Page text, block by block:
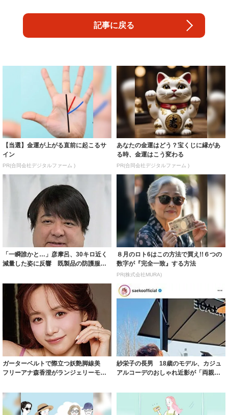
記事に戻る
【当選】金運が上がる直前に起こるサ
イン
PR(合同会社デジタルファーム )
あなたの金運はどう？宝くじに縁があ
る時、金運はこう変わる
PR(合同会社デジタルファーム )
「一瞬誰かと…」彦摩呂、30キロ近く
減量した姿に反響 既製品の防護服が
８月のロト6はこの方法で買え!!６つの
数字が『完全一致』する方法
PR(株式会社MURA)
ガーターベルトで際立つ妖艶脚線美
フリーアナ森香澄がランジェリーモデ
紗栄子の長男 18歳のモデル、カジュ
アルコーデのおしゃれ近影が「両親の